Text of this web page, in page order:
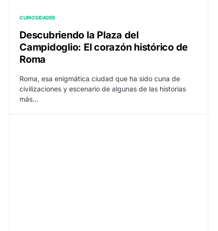
CURIOSIDADES
Descubriendo la Plaza del
Campidoglio: El corazón histórico de
Roma
Roma, esa enigmática ciudad que ha sido cuna de
civilizaciones y escenario de algunas de las historias
más…